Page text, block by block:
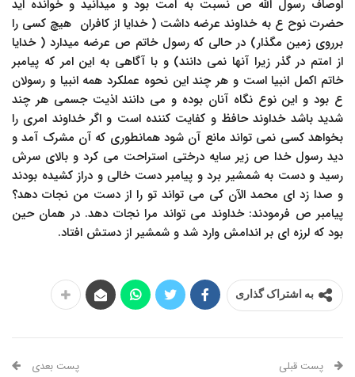
اوصاف رسول الله ص نسبت به امت بود و میدانید و خوانده اید
حضرت نوح ع به خداوند عرضه داشت ( خدایا از کافران هیچ کسی را
برروی زمین مگذار) در حالی که رسول خاتم ص عرضه میدارد ( خدایا
از امتم در گذر زیرا آنها نمی دانند) و با آگاهی به این امر که پیامبر
خاتم اکمل انبیا است و هر چند این نحوه عملکرد همه انبیا و رسولان
ع بود و این نوع نگاه آنان بوده و می دانند اذیت جسمی هر چند
شدید باشد خداوند حافظ و کفایت کننده است و اگر خداوند امری را
بخواهد کسی نمی تواند مانع آن شود همانطوری که آن مشرک آمد و
دید رسول خدا ص زیر سایه درختی استراحت می کرد و بالای سرش
رسید و دست به شمشیر برد و پیامبر دست خالی و دراز کشیده بودند
و صدا زد ای محمد الآن کی می تواند تو را از دست من نجات دهد؟
پیامبر ص فرمودند: خداوند می تواند مرا نجات دهد. در همان حین
بود که لرزه ای بر اندامش وارد شد و شمشیر از دستش افتاد.
به اشتراک گذاری
پست قبلی پست بعدی